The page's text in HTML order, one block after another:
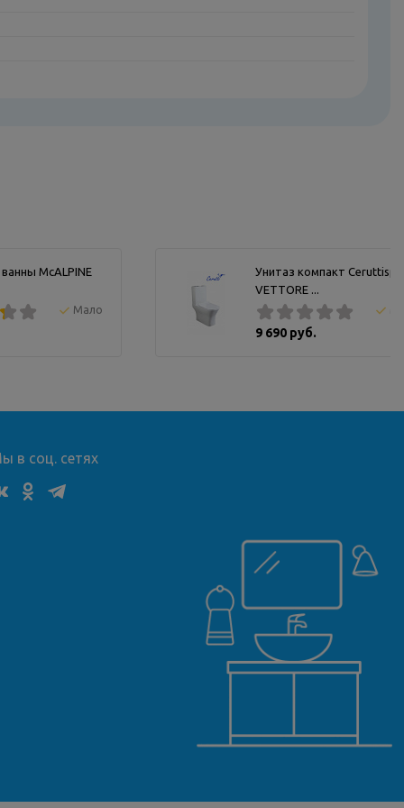
McALPINE
Мало
Унитаз компакт Ceruttispa
VETTORE ...
9 690 руб.
в соц. сетях